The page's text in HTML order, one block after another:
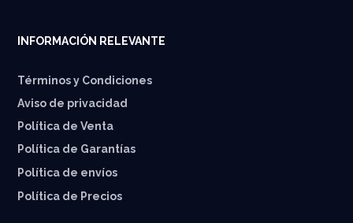
INFORMACIÓN RELEVANTE
Términos y Condiciones
Aviso de privacidad
Política de Venta
Política de Garantías
⁠Política de envíos
Política de Precios